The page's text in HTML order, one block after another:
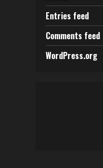
Entries feed
Comments feed
WordPress.org